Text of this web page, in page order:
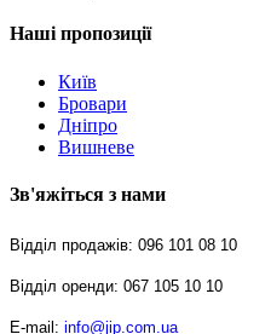
Наші пропозиції
Київ
Бровари
Дніпро
Вишневе
Зв'яжіться з нами
Відділ продажів: 096 101 08 10
Відділ оренди: 067 105 10 10
E-mail: info@jip.com.ua